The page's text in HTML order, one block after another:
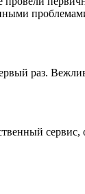
раз.